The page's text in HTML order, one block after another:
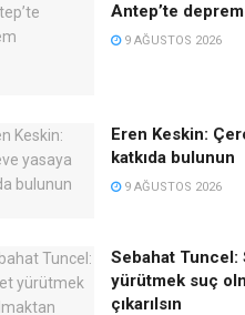
Antep’te deprem
9 AĞUSTOS 2026
Eren Keskin:
katkıda bulunun
9 AĞUSTOS 2026
Sebahat Tuncel:
yürütmek suç
çıkarılsın